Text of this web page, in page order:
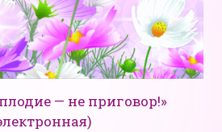
— не приговор!»